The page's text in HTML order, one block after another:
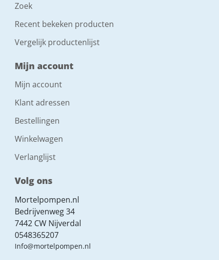
Zoek
Recent bekeken producten
Vergelijk productenlijst
Mijn account
Mijn account
Klant adressen
Bestellingen
Winkelwagen
Verlanglijst
Volg ons
Mortelpompen.nl
Bedrijvenweg 34
7442 CW Nijverdal
0548365207
Info@mortelpompen.nl